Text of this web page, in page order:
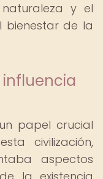
y el
bienestar de la
influencia
papel crucial
civilización,
aspectos